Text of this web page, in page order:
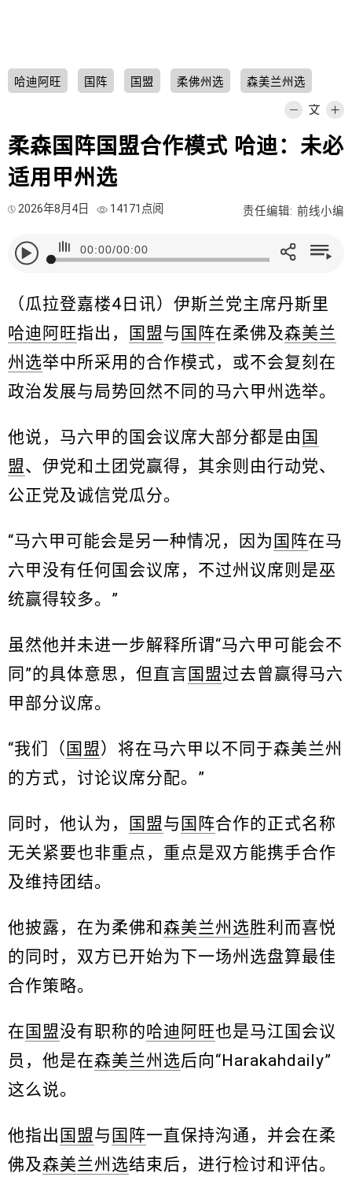
哈迪阿旺 国阵 国盟 柔佛州选 森美兰州选
柔森国阵国盟合作模式 哈迪：未必
适用甲州选
2026年8月4日 14171点阅 责任编辑: 前线小编
00:00/00:00
（瓜拉登嘉楼4日讯）伊斯兰党主席丹斯里
哈迪阿旺指出， 国盟与 国阵在柔佛及森美兰
州选举中所采用的合作模式，或不会复刻在
政治发展与局势回然不同的马六甲州选举。
他说，马六甲的国会议席大部分都是由 国
盟、伊党和土团党赢得，其余则由行动党、
公正党及诚信党瓜分。
“马六甲可能会是另一种情况，因为 国阵在马
六甲没有任何国会议席，不过州议席则是巫
统赢得较多。”
虽然他并未进一步解释所谓“马六甲可能会不
同”的具体意思，但直言 国盟过去曾赢得马六
甲部分议席。
“我们（ 国盟 ）将在马六甲以不同于森美兰州
的方式，讨论议席分配。”
同时，他认为， 国盟与 国阵合作的正式名称
无关紧要也非重点，重点是双方能携手合作
及维持团结。
他披露，在为柔佛和森美兰州选胜利而喜悦
的同时，双方已开始为下一场州选盘算最佳
合作策略。
在 国盟没有职称的哈迪阿旺也是马江国会议
员，他是在森美兰州选后向“Harakahdaily”
这么说。
他指出 国盟与 国阵一直保持沟通，并会在柔
佛及森美兰州选结束后，进行检讨和评估。